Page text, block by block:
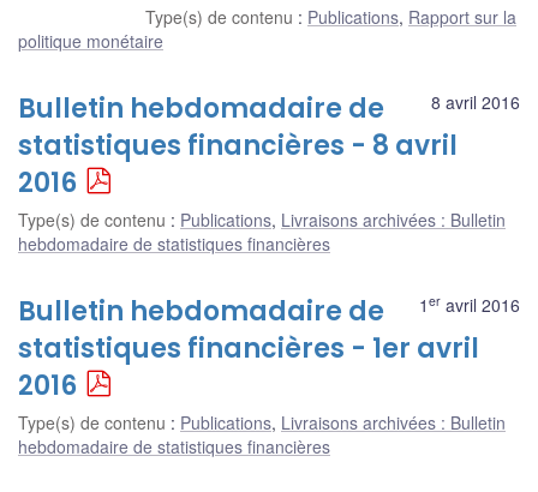
Type(s) de contenu : Publications, Rapport sur la
politique monétaire
8 avril 2016
Bulletin hebdomadaire de
statistiques financières - 8 avril
2016
Type(s) de contenu : Publications, Livraisons archivées : Bulletin
hebdomadaire de statistiques financières
1 er avril 2016
Bulletin hebdomadaire de
statistiques financières - 1er avril
2016
Type(s) de contenu : Publications, Livraisons archivées : Bulletin
hebdomadaire de statistiques financières